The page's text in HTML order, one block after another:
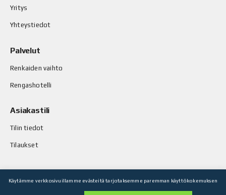
Yritys
Yhteystiedot
Palvelut
Renkaiden vaihto
Rengashotelli
Asiakastili
Tilin tiedot
Tilaukset
Käytämme verkkosivuillamme evästeitä tarjotaksemme paremman käyttökokemuksen